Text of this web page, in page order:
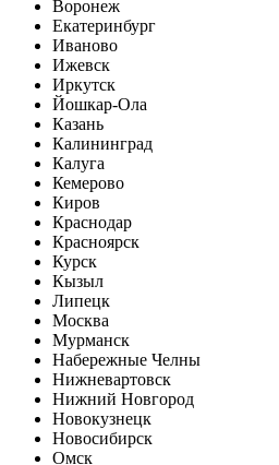
Воронеж
Екатеринбург
Иваново
Ижевск
Иркутск
Йошкар-Ола
Казань
Калининград
Калуга
Кемерово
Киров
Краснодар
Красноярск
Курск
Кызыл
Липецк
Москва
Мурманск
Набережные Челны
Нижневартовск
Нижний Новгород
Новокузнецк
Новосибирск
Омск